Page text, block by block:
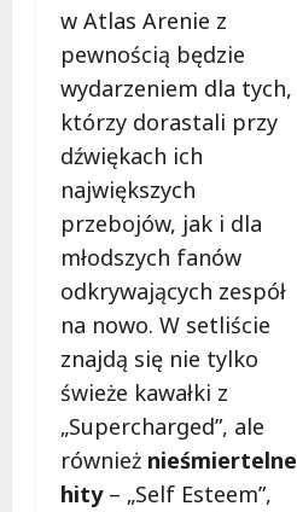
w Atlas Arenie z
pewnością będzie
wydarzeniem dla tych,
którzy dorastali przy
dźwiękach ich
największych
przebojów, jak i dla
młodszych fanów
odkrywających zespół
na nowo. W setliście
znajdą się nie tylko
świeże kawałki z
„Supercharged”, ale
również nieśmiertelne
hity– „Self Esteem”,